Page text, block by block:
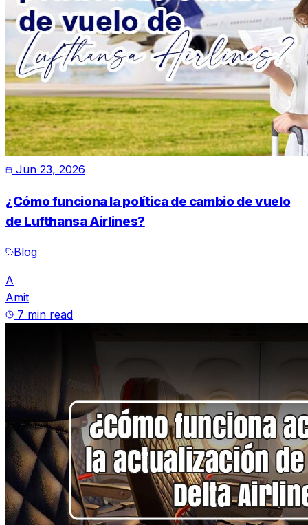
Jun 23, 2026
¿Cómo funciona la política de cambio de vuelo
de Lufthansa Airlines?
Blog
A
Amit
7 min read